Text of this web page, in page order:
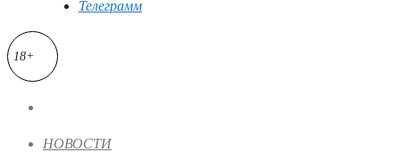
Телеграмм
18+
НОВОСТИ